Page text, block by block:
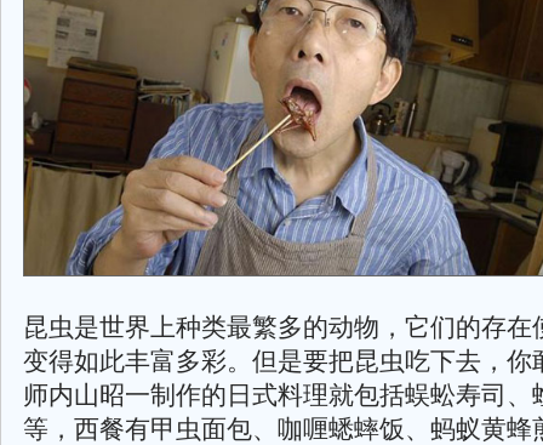
昆虫是世界上种类最繁多的动物，它们的存在
变得如此丰富多彩。但是要把昆虫吃下去，你
师内山昭一制作的日式料理就包括蜈蚣寿司、
等，西餐有甲虫面包、咖喱蟋蟀饭、蚂蚁黄蜂